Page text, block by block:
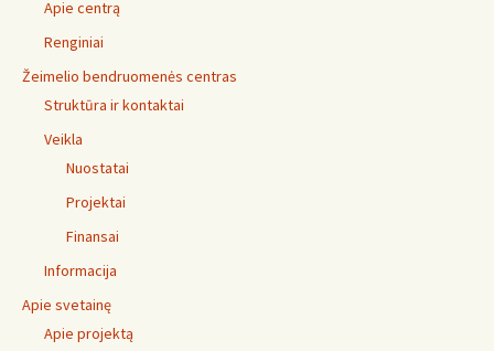
Apie centrą
Renginiai
Žeimelio bendruomenės centras
Struktūra ir kontaktai
Veikla
Nuostatai
Projektai
Finansai
Informacija
Apie svetainę
Apie projektą